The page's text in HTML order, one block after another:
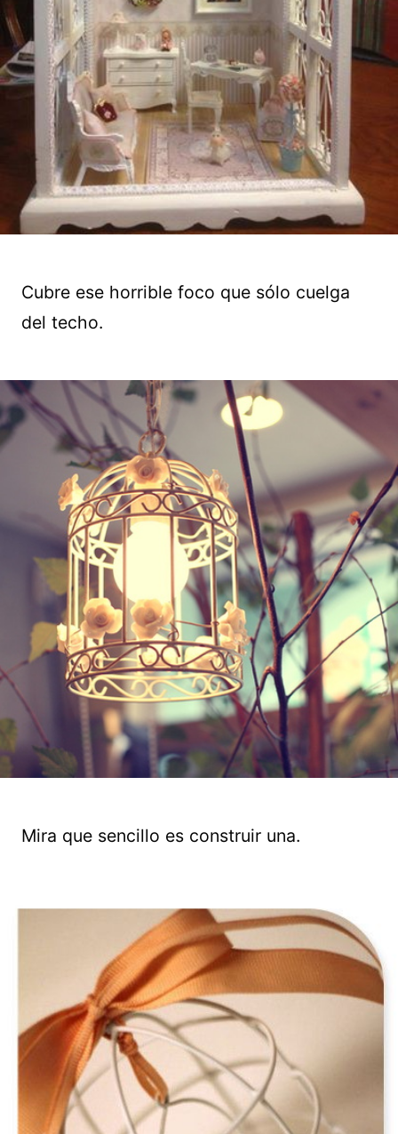
Cubre ese horrible foco que sólo cuelga
del techo.
Mira que sencillo es construir una.